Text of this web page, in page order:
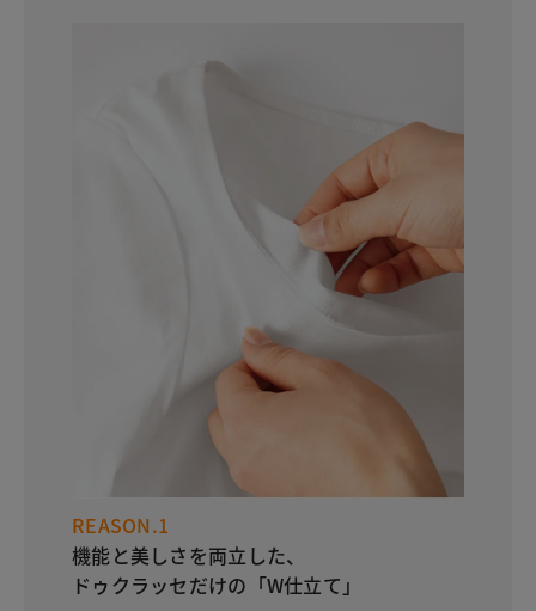
REASON.1
機能と美しさを両立した、
ドゥクラッセだけの「W仕立て」